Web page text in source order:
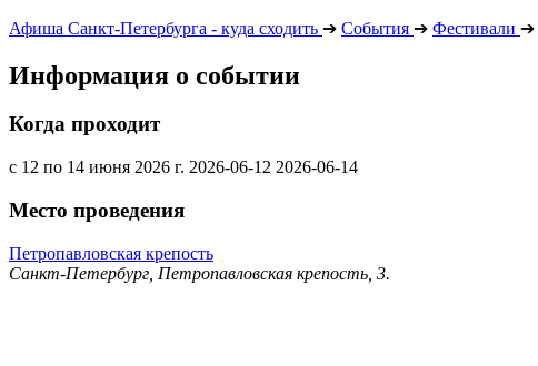
Афиша Санкт-Петербурга - куда сходить ➔ События ➔ Фестивали ➔
Информация о событии
Когда проходит
с 12 по 14 июня 2026 г. 2026-06-12 2026-06-14
Место проведения
Петропавловская крепость
Санкт-Петербург, Петропавловская крепость, 3.